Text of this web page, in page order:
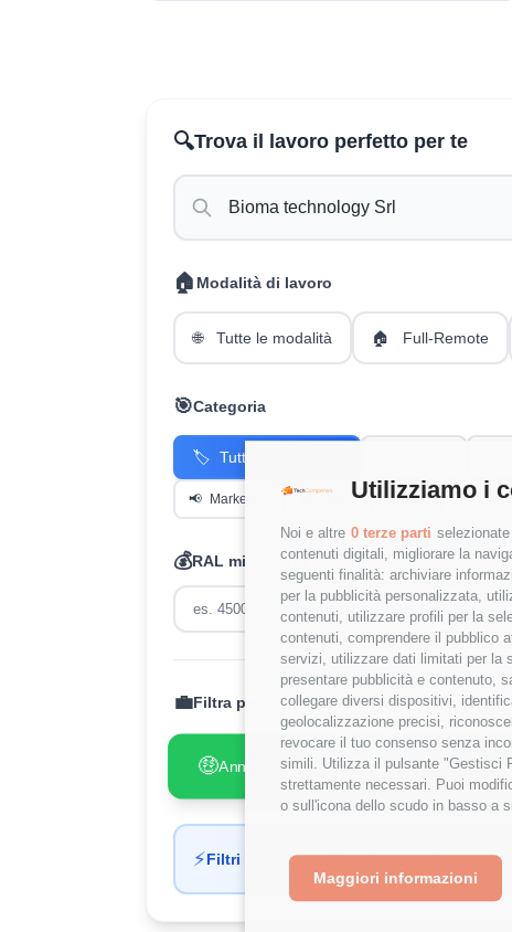
Utilizziamo i
Noi e altre 0 terze parti
contenuti digitali, migliorare la
seguenti finalità: archiviare
per la pubblicità personalizzata,
contenuti, utilizzare profili per la
contenuti, comprendere il pubblico
servizi, utilizzare dati limitati per la
presentare pubblicità e contenuto,
collegare diversi dispositivi,
geolocalizzazione precisi,
revocare il tuo consenso senza
simili. Utilizza il pulsante "Gestisci
strettamente necessari. Puoi
o sull'icona dello scudo in basso a
Maggiori informazioni
🔍Trova il lavoro perfetto per te
🏠 Modalità di lavoro
🌐 Tutte le modalità 🏠 Full-Remote
🎯Categoria
🏷️ Tutte le categorie
📢 Marketing Sales 👥 HR 💰
💰RAL minima (€)
💼Filtra per presenza RAL:
🤑Annunci con RAL ✓ 😢Annunci
⚡Filtri applicati automaticamente